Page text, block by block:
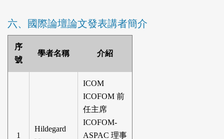
六、國際論壇論文發表講者簡介
序
號
學者名稱 介紹
1
Hildegard
ICOM
ICOFOM 前
任主席
ICOFOM-
ASPAC 理事